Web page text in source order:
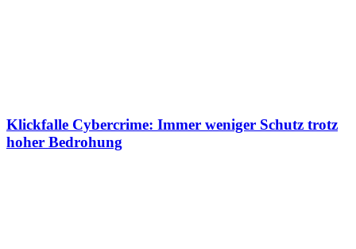
Klickfalle Cybercrime: Immer weniger Schutz trotz
hoher Bedrohung